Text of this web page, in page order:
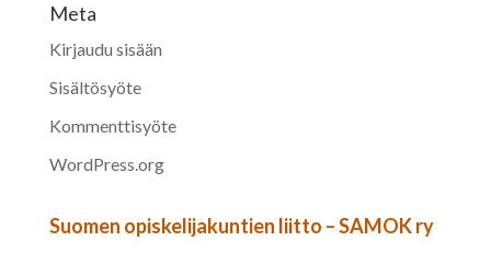
Meta
Kirjaudu sisään
Sisältösyöte
Kommenttisyöte
WordPress.org
Suomen opiskelijakuntien liitto – SAMOK ry